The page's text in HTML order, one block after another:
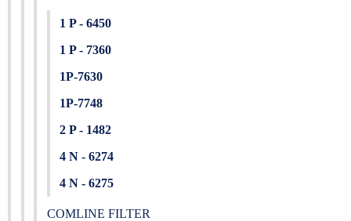
1 P - 6450
1 P - 7360
1P-7630
1P-7748
2 P - 1482
4 N - 6274
4 N - 6275
COMLINE FILTER